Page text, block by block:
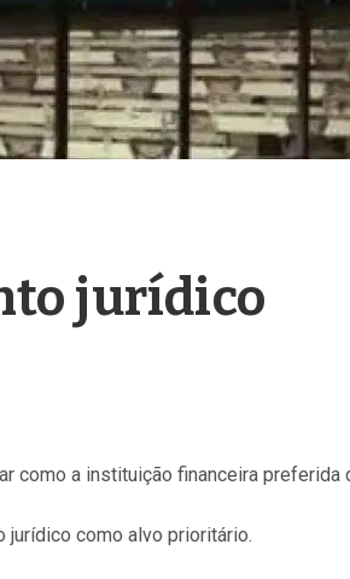
jurídico
como a instituição financeira preferida
jurídico como alvo prioritário.